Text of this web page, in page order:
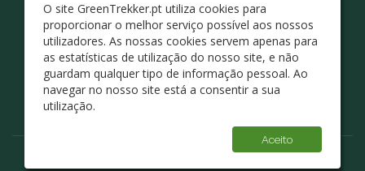
O site GreenTrekker.pt utiliza cookies para
proporcionar o melhor serviço possível aos nossos
utilizadores. As nossas cookies servem apenas para
as estatísticas de utilização do nosso site, e não
guardam qualquer tipo de informação pessoal. Ao
navegar no nosso site está a consentir a sua
utilização.
Aceito